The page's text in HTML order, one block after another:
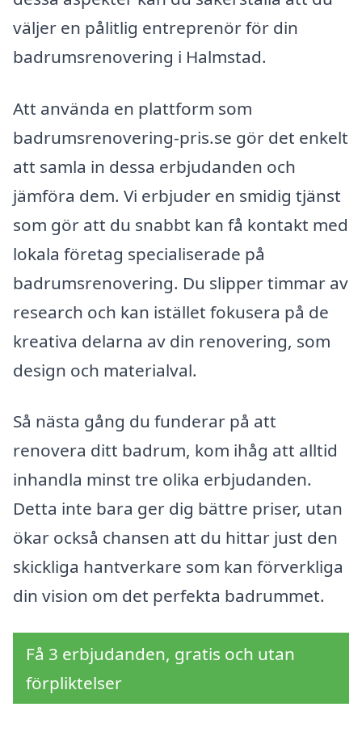
väljer en pålitlig entreprenör för din
badrumsrenovering i Halmstad.
Att använda en plattform som
badrumsrenovering-pris.se gör det enkelt
att samla in dessa erbjudanden och
jämföra dem. Vi erbjuder en smidig tjänst
som gör att du snabbt kan få kontakt med
lokala företag specialiserade på
badrumsrenovering. Du slipper timmar av
research och kan istället fokusera på de
kreativa delarna av din renovering, som
design och materialval.
Så nästa gång du funderar på att
renovera ditt badrum, kom ihåg att alltid
inhandla minst tre olika erbjudanden.
Detta inte bara ger dig bättre priser, utan
ökar också chansen att du hittar just den
skickliga hantverkare som kan förverkliga
din vision om det perfekta badrummet.
Få 3 erbjudanden, gratis och utan
förpliktelser